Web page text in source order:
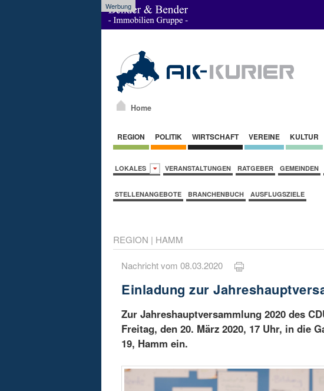
Werbung
Home
REGION POLITIK WIRTSCHAFT VEREINE KULTUR
LOKALES VERANSTALTUNGEN RATGEBER GEMEINDEN
STELLENANGEBOTE BRANCHENBUCH AUSFLUGSZIELE
REGION | HAMM
Nachricht vom 08.03.2020
Einladung zur
Zur Jahreshauptversammlung 2020 des
Freitag, den 20. März 2020, 17 Uhr, in die
19, Hamm ein.